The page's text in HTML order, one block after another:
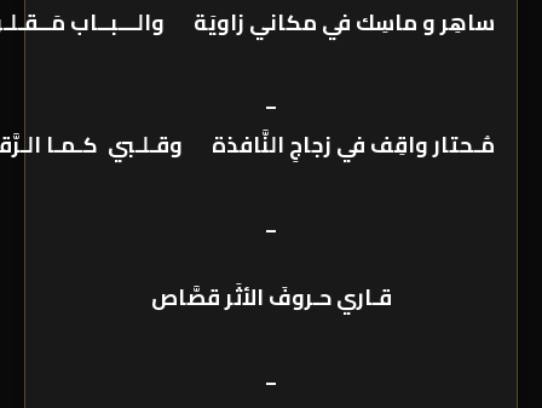
ساهِر و ماسِك في مكاني زاويَة والـــبــاب
_
مُـحتار واقِف في زجاجِ النَّافذة وقـلـبي كـمـا
_
قـاري حـروفَ الأثَر قصَّاص
_